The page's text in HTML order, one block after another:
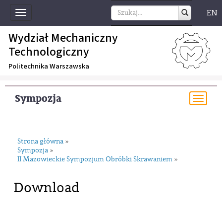
Toggle
navigation
EN
Wydział Mechaniczny
Technologiczny
Politechnika Warszawska
Sympozja
Strona główna »
Sympozja »
II Mazowieckie Sympozjum Obróbki Skrawaniem »
Download